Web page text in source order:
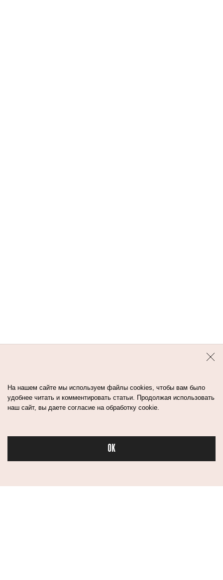
На нашем сайте мы используем файлы cookies, чтобы вам было
удобнее читать и комментировать статьи. Продолжая использовать
наш сайт, вы даете согласие на обработку cookie.
OK